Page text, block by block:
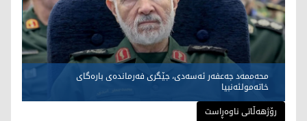
محەممەد جەعفەر ئەسەدی، جێگری فەرماندەی بارەگای
خاتەمولئەنبیا
رۆژهەڵاتی ناوەڕاست